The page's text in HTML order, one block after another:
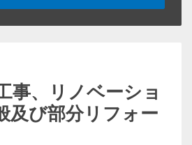
事、リノベーショ
及び部分リフォー